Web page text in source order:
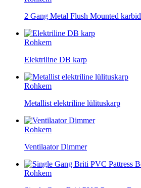
2 Gang Metal Flush Mounted karbid
Rohkem
Elektriline DB karp
Rohkem
Metallist elektriline lülituskarp
Rohkem
Ventilaator Dimmer
Rohkem